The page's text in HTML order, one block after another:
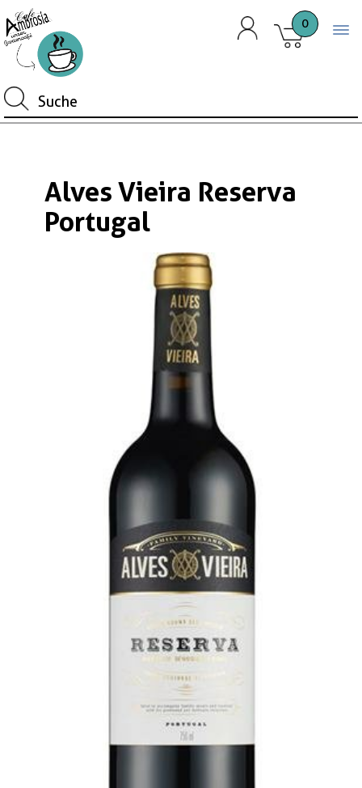
0
Alves Vieira Reserva
Portugal